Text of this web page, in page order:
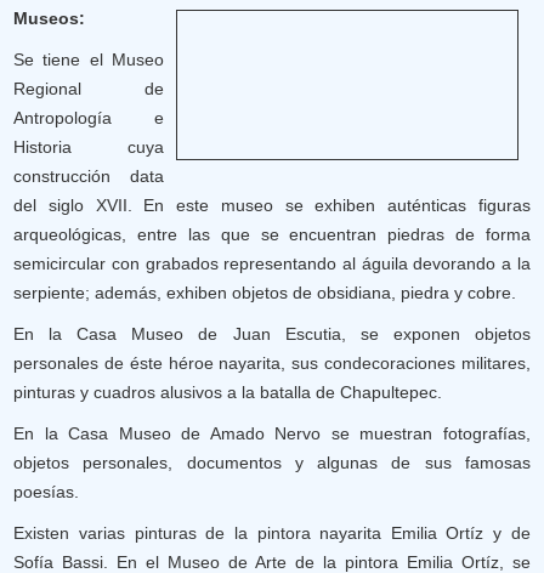
Museos:
Se tiene el Museo
Regional de
Antropología e
Historia cuya
construcción data
del siglo XVII. En este museo se exhiben auténticas figuras
arqueológicas, entre las que se encuentran piedras de forma
semicircular con grabados representando al águila devorando a la
serpiente; además, exhiben objetos de obsidiana, piedra y cobre.
En la Casa Museo de Juan Escutia, se exponen objetos
personales de éste héroe nayarita, sus condecoraciones militares,
pinturas y cuadros alusivos a la batalla de Chapultepec.
En la Casa Museo de Amado Nervo se muestran fotografías,
objetos personales, documentos y algunas de sus famosas
poesías.
Existen varias pinturas de la pintora nayarita Emilia Ortíz y de
Sofía Bassi. En el Museo de Arte de la pintora Emilia Ortíz, se